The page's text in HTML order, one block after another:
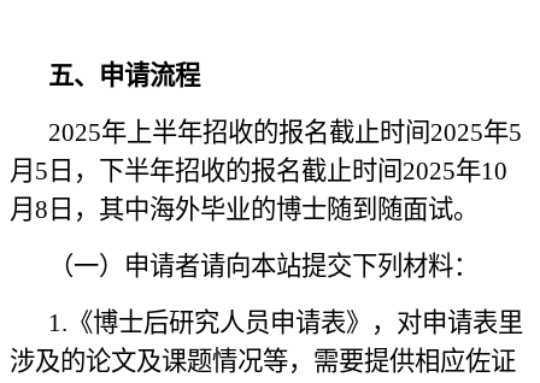
五、申请流程
2025年 上半年招收的报名截止时间2025年5
月 5 日， 下半年招收的报名截止时间2025年10
月 8 日 ， 其中海外毕业的博士随到随面试。
（一） 申请者请向本站提交下列材料：
1. 《博士后研究人员申请表》 ，对申请表里
涉及的论文及课题情况等，需要提供相应佐证